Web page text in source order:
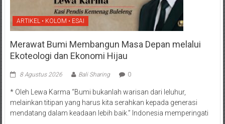
ARTIKEL • KOLOM • ESAI
Merawat Bumi Membangun Masa Depan melalui
Ekoteologi dan Ekonomi Hijau
8 Agustus 2026 Bali Sharing 0
* Oleh Lewa Karma “Bumi bukanlah warisan dari leluhur,
melainkan titipan yang harus kita serahkan kepada generasi
mendatang dalam keadaan lebih baik.” Indonesia memperingati